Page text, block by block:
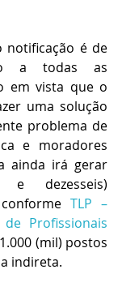
notificação é de
a todas as
em vista que o
uma solução
problema de
e moradores
ainda irá gerar
e dezesseis)
TLP –
(mil) postos
indireta.